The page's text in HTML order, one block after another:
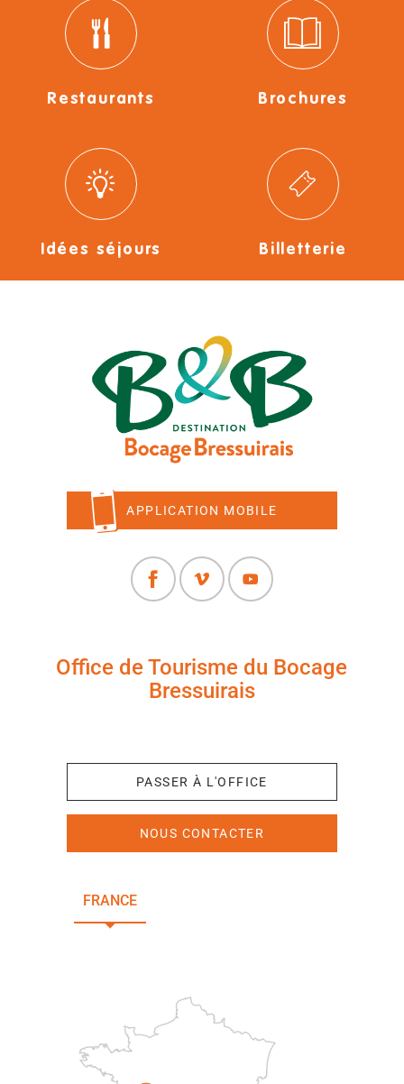
Restaurants Brochures
Idées séjours Billetterie
APPLICATION MOBILE
Office de Tourisme du Bocage
Bressuirais
PASSER À L'OFFICE
NOUS CONTACTER
FRANCE